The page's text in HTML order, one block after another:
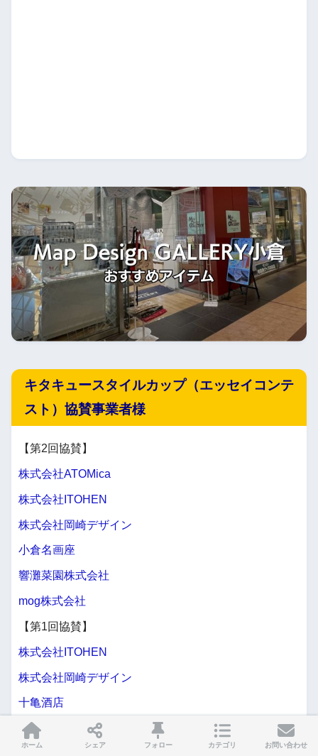
キタキュースタイルカップ（エッセイコンテ
スト）協賛事業者様
【第2回協賛】
株式会社ATOMica
株式会社ITOHEN
株式会社岡崎デザイン
小倉名画座
響灘菜園株式会社
mog株式会社
【第1回協賛】
株式会社ITOHEN
株式会社岡崎デザイン
十亀酒店
響灘菜園株式会社
ホーム シェア フォロー カテゴリ お問い合わせ